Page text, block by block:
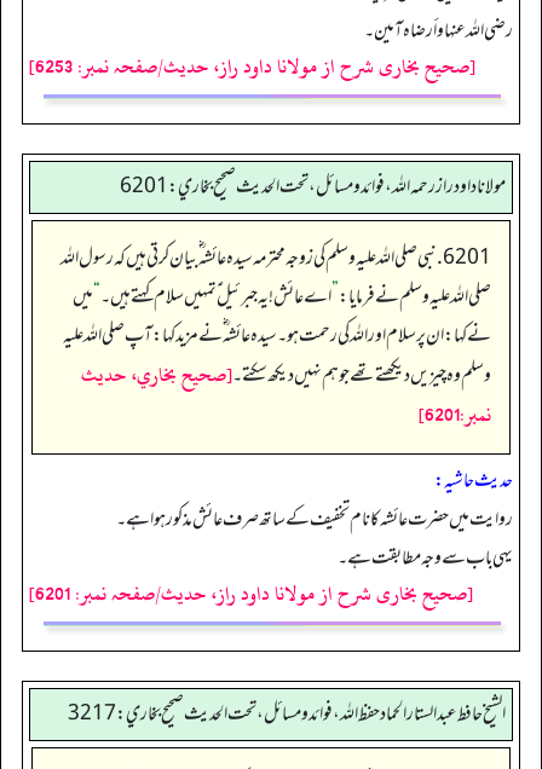
رضي اللہ عنها و أرضاہ آمین۔
[صحیح بخاری شرح از مولانا داود راز، حدیث/صفحہ نمبر: 6253]
مولانا داود راز رحمه الله، فوائد و مسائل، تحت الحديث صحيح بخاري: 6201
6201. نبی صلی اللہ علیہ وسلم کی زوجہ محترمہ سیدہ عائشہ‬ ؓ ب‬یان کرتی ہیں کہ رسول اللہ
صلی اللہ علیہ وسلم نے فرمایا:”اے عائش! یہ جبرئیل ؑ تمہیں سلام کہتے ہیں۔“میں
نے کہا: ان پر سلام اور اللہ کی رحمت ہو۔ سیدہ عائشہ‬ ؓ ن‬ے مزید کہا: آپ صلی اللہ علیہ
وسلم وہ چیزیں دیکھتے تھے جو ہم نہیں دیکھ سکتے۔[صحيح بخاري، حديث
نمبر:6201]
حدیث حاشیہ:
روایت میں حضرت عائشہ کا نام تخفیف کے ساتھ صرف عائش مذکور ہوا ہے۔
یہی باب سے وجہ مطابقت ہے۔
[صحیح بخاری شرح از مولانا داود راز، حدیث/صفحہ نمبر: 6201]
الشيخ حافط عبدالستار الحماد حفظ الله، فوائد و مسائل، تحت الحديث صحيح بخاري:3217